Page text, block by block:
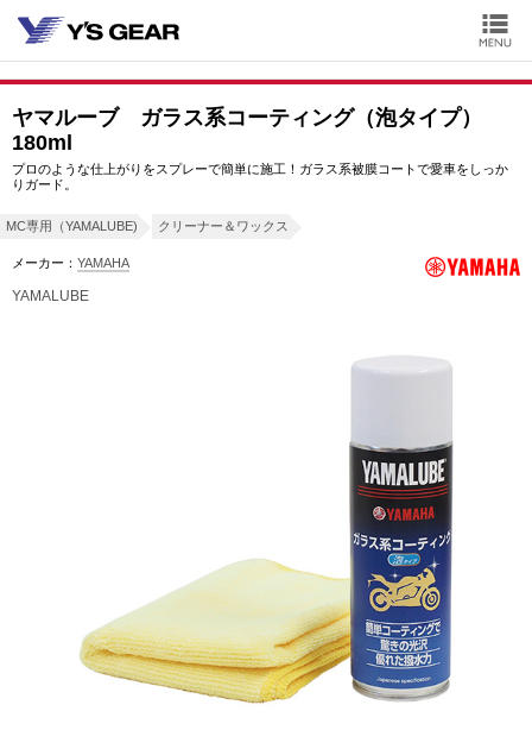
ヤマルーブ ガラス系コーティング（泡タイプ）
180ml
プロのような仕上がりをスプレーで簡単に施工！ガラス系被膜コートで愛車をしっか
りガード。
MC専用（YAMALUBE) クリーナー＆ワックス
メーカー： YAMAHA
YAMALUBE